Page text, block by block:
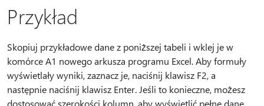
Przykład
Skopiuj przykładowe dane z poniższej tabeli i wklej je w
komórce A1 nowego arkusza programu Excel. Aby formuły
wyświetlały wyniki, zaznacz je, naciśnij klawisz F2, a
następnie naciśnij klawisz Enter. Jeśli to konieczne, możesz
dostosować szerokości kolumn, aby wyświetlić pełne dane.